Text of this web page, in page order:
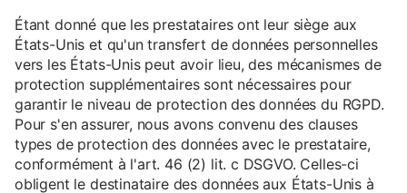
Étant donné que les prestataires ont leur siège aux
États-Unis et qu'un transfert de données personnelles
vers les États-Unis peut avoir lieu, des mécanismes de
protection supplémentaires sont nécessaires pour
garantir le niveau de protection des données du RGPD.
Pour s'en assurer, nous avons convenu des clauses
types de protection des données avec le prestataire,
conformément à l'art. 46 (2) lit. c DSGVO. Celles-ci
obligent le destinataire des données aux États-Unis à